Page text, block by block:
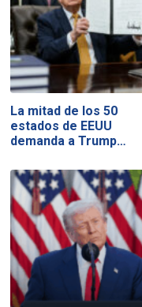
La mitad de los 50
estados de EEUU
demanda a Trump…